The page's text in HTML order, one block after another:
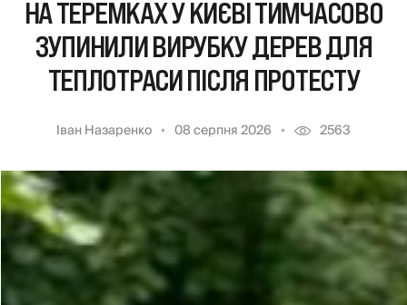
НА ТЕРЕМКАХ У КИЄВІ ТИМЧАСОВО
ЗУПИНИЛИ ВИРУБКУ ДЕРЕВ ДЛЯ
ТЕПЛОТРАСИ ПІСЛЯ ПРОТЕСТУ
Іван Назаренко 08 серпня 2026 2563